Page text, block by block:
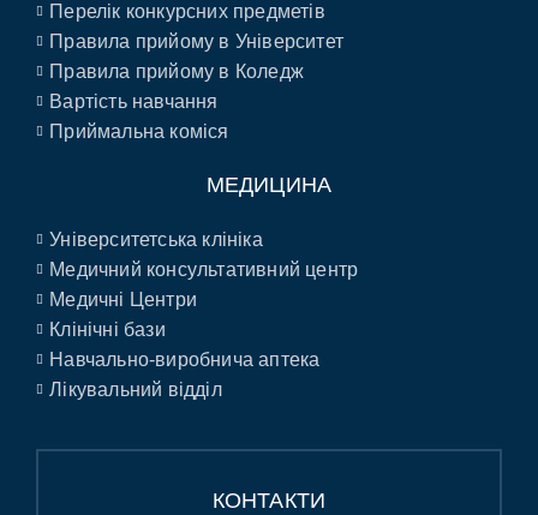
Перелік конкурсних предметів
Правила прийому в Університет
Правила прийому в Коледж
Вартість навчання
Приймальна коміся
МЕДИЦИНА
Університетська клініка
Медичний консультативний центр
Медичні Центри
Клінічні бази
Навчально-виробнича аптека
Лікувальний відділ
КОНТАКТИ